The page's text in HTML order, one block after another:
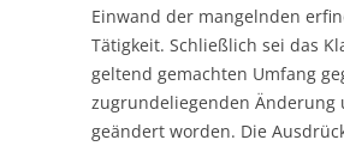
Einwand der mangelnden
Tätigkeit. Schließlich sei das
geltend gemachten Umfang
zugrundeliegenden Änderung
geändert worden. Die